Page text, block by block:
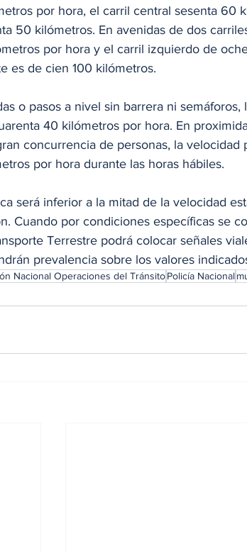
por hora, el carril central sesenta 60
50 kilómetros. En avenidas de dos
por hora y el carril izquierdo de
es de cien 100 kilómetros.
40 kilómetros por hora. En
concurrencia de personas, la velocidad
por hora durante las horas hábiles.
será inferior a la mitad de la velocidad
Cuando por condiciones específicas se
Terrestre podrá colocar señales
prevalencia sobre los valores
Nacional Operaciones del TránsitoPolicía Nacional